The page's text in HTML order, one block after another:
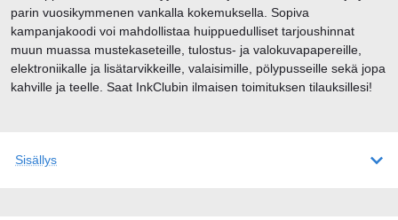
Sisällys
parin vuosikymmenen vankalla kokemuksella. Sopiva
kampanjakoodi voi mahdollistaa huippuedulliset tarjoushinnat
muun muassa mustekaseteille, tulostus- ja valokuvapapereille,
elektroniikalle ja lisätarvikkeille, valaisimille, pölypusseille sekä jopa
kahville ja teelle. Saat InkClubin ilmaisen toimituksen tilauksillesi!